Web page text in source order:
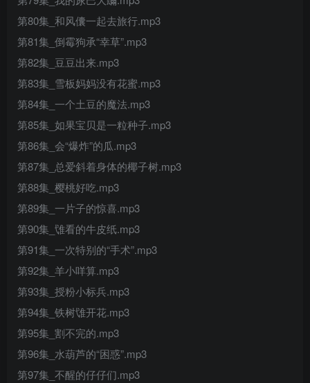
第80集_和风儾一起去旅行.mp3
第81集_倒霉狗承“幸草”.mp3
第82集_豆豆出来.mp3
第83集_雪板妈妈没有花蜜.mp3
第84集_一个土豆的魔法.mp3
第85集_如果宝贝是一粒种子.mp3
第86集_会“爆炸”的瓜.mp3
第87集_总爱斜着身体的椰子树.mp3
第88集_樱桃好吃.mp3
第89集_一片子的惊喜.mp3
第90集_隿看的牛皮纸.mp3
第91集_一次特别的“手术”.mp3
第92集_羊小咩算.mp3
第93集_授粉小标兵.mp3
第94集_铁树隿开花.mp3
第95集_割不完的.mp3
第96集_水葫芦的“困惑”.mp3
第97集_不醒的仔仔们.mp3